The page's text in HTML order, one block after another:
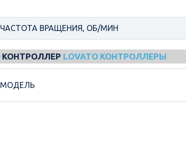
ЧАСТОТА ВРАЩЕНИЯ, ОБ/МИН
КОНТРОЛЛЕР LOVATO КОНТРОЛЛЕРЫ
МОДЕЛЬ